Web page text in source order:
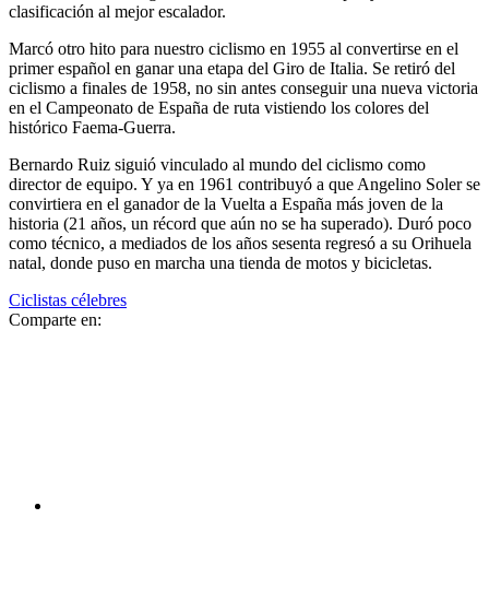
clasificación al mejor escalador.
Marcó otro hito para nuestro ciclismo en 1955 al convertirse en el
primer español en ganar una etapa del Giro de Italia. Se retiró del
ciclismo a finales de 1958, no sin antes conseguir una nueva victoria
en el Campeonato de España de ruta vistiendo los colores del
histórico Faema-Guerra.
Bernardo Ruiz siguió vinculado al mundo del ciclismo como
director de equipo. Y ya en 1961 contribuyó a que Angelino Soler se
convirtiera en el ganador de la Vuelta a España más joven de la
historia (21 años, un récord que aún no se ha superado). Duró poco
como técnico, a mediados de los años sesenta regresó a su Orihuela
natal, donde puso en marcha una tienda de motos y bicicletas.
Ciclistas célebres
Comparte en: